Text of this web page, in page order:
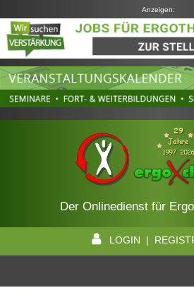
Anzeigen:
Der Onlinedienst für
LOGIN |